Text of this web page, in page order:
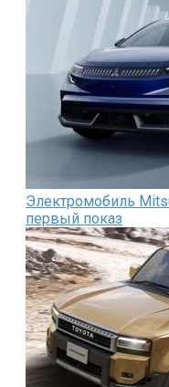
Электромобиль
первый показ